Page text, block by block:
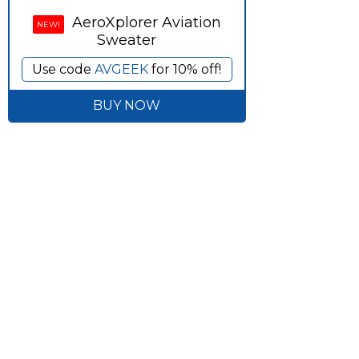
NEW!
AeroXplorer Aviation
Sweater
Use codeAVGEEK for 10% off!
BUY NOW